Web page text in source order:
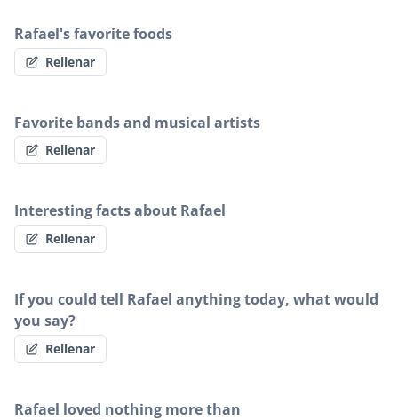
Rafael's favorite foods
Rellenar
Favorite bands and musical artists
Rellenar
Interesting facts about Rafael
Rellenar
If you could tell Rafael anything today, what would
you say?
Rellenar
Rafael loved nothing more than